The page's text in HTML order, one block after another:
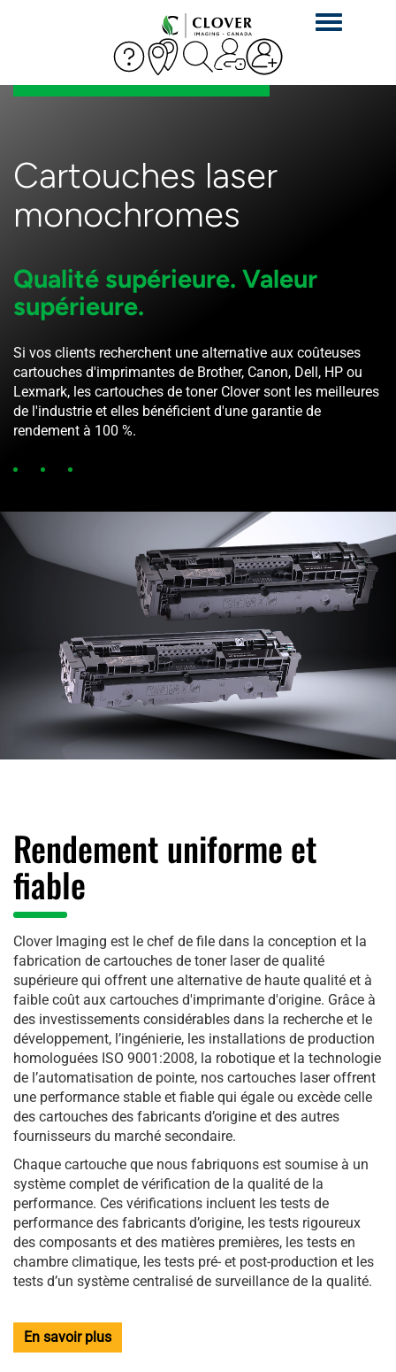
Activer
Cartouches laser
monochromes
Qualité supérieure. Valeur
supérieure.
Si vos clients recherchent une alternative aux coûteuses
cartouches d'imprimantes de Brother, Canon, Dell, HP ou
Lexmark, les cartouches de toner Clover sont les meilleures
de l'industrie et elles bénéficient d'une garantie de
rendement à 100 %.
Rendement uniforme et
fiable
Clover Imaging est le chef de file dans la conception et la
fabrication de cartouches de toner laser de qualité
supérieure qui offrent une alternative de haute qualité et à
faible coût aux cartouches d'imprimante d'origine. Grâce à
des investissements considérables dans la recherche et le
développement, l’ingénierie, les installations de production
homologuées ISO 9001:2008, la robotique et la technologie
de l’automatisation de pointe, nos cartouches laser offrent
une performance stable et fiable qui égale ou excède celle
des cartouches des fabricants d’origine et des autres
fournisseurs du marché secondaire.
Chaque cartouche que nous fabriquons est soumise à un
système complet de vérification de la qualité de la
performance. Ces vérifications incluent les tests de
performance des fabricants d’origine, les tests rigoureux
des composants et des matières premières, les tests en
chambre climatique, les tests pré- et post-production et les
tests d’un système centralisé de surveillance de la qualité.
En savoir plus